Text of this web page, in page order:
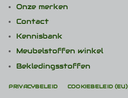
Onze merken
Contact
Kennisbank
Meubelstoffen winkel
Bekledingsstoffen
PRIVACYBELEID COOKIEBELEID (EU)